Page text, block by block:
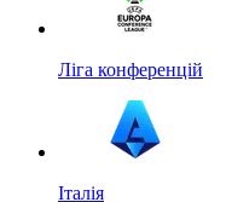
Ліга конференцій
Італія